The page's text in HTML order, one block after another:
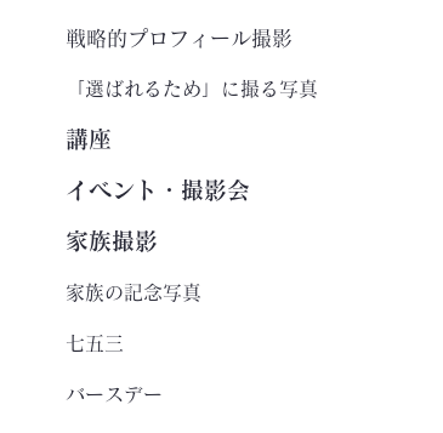
戦略的プロフィール撮影
「選ばれるため」に撮る写真
講座
イベント・撮影会
家族撮影
家族の記念写真
七五三
バースデー